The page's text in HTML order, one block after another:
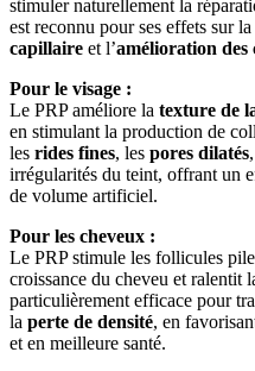
stimuler naturellement la
est reconnu pour ses effets sur la
capillaire et l’amélioration des
Pour le visage :
Le PRP améliore la texture de
en stimulant la production de
les rides fines, les pores dilatés
irrégularités du teint, offrant un
de volume artificiel.
Pour les cheveux :
Le PRP stimule les follicules
croissance du cheveu et ralentit
particulièrement efficace pour
la perte de densité, en
et en meilleure santé.